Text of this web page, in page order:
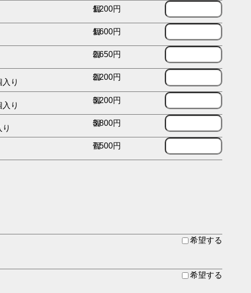
1,200円
個
1,600円
個
2,650円
個
り
2,200円
個
り
3,200円
個
3,800円
個
7,500円
個
希望する
希望する